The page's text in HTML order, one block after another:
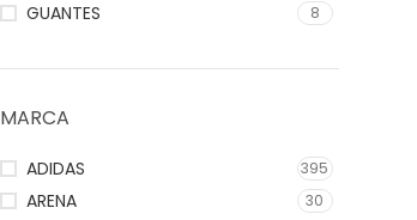
GUANTES 8
MARCA
ADIDAS 395
ARENA 30